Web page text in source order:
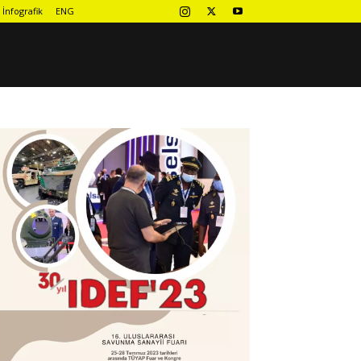
İnfografik ENG